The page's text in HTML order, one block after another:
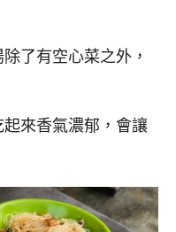
了有空心菜之外，
來香氣濃郁，會讓